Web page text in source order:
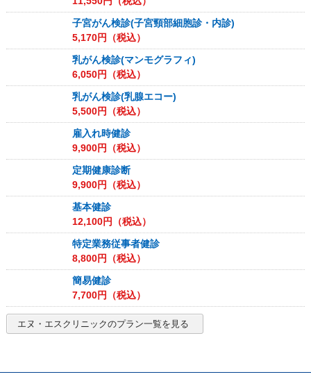
子宮がん検診(子宮頸部細胞診・内診)
5,170円（税込）
乳がん検診(マンモグラフィ)
6,050円（税込）
乳がん検診(乳腺エコー)
5,500円（税込）
雇入れ時健診
9,900円（税込）
定期健康診断
9,900円（税込）
基本健診
12,100円（税込）
特定業務従事者健診
8,800円（税込）
簡易健診
7,700円（税込）
エヌ・エスクリニックのプラン一覧を見る